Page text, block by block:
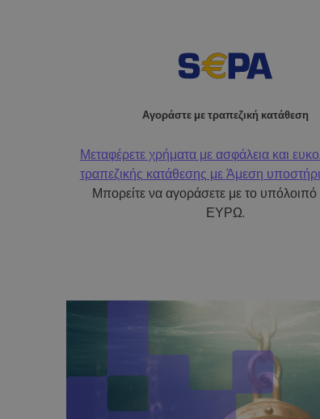
Αγοράστε με τραπεζική κατάθεση
Μεταφέρετε χρήματα με ασφάλεια και
τραπεζικής κατάθεσης μεΆμεση
Μπορείτε να αγοράσετε με το
ΕΥΡΩ.